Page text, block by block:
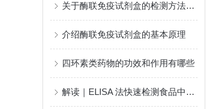
关于酶联免疫试剂盒的检测方法介绍
介绍酶联免疫试剂盒的基本原理
四环素类药物的功效和作用有哪些
解读｜ELISA 法快速检测食品中重金属含量的研究进展